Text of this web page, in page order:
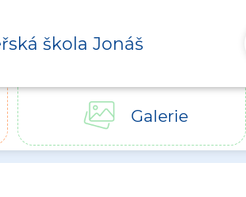
škola Jonáš
Galerie